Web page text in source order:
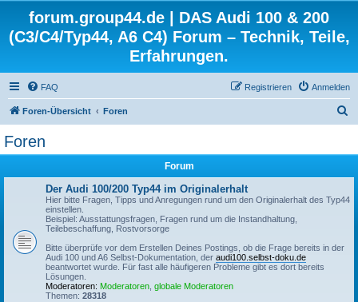
forum.group44.de | DAS Audi 100 & 200
(C3/C4/Typ44, A6 C4) Forum – Technik, Teile,
Erfahrungen.
FAQ Anmelden
Registrieren
Foren-Übersicht Foren
Foren
Forum
Der Audi 100/200 Typ44 im Originalerhalt
Hier bitte Fragen, Tipps und Anregungen rund um den Originalerhalt des Typ44
einstellen.
Beispiel: Ausstattungsfragen, Fragen rund um die Instandhaltung,
Teilebeschaffung, Rostvorsorge
Bitte überprüfe vor dem Erstellen Deines Postings, ob die Frage bereits in der
Audi 100 und A6 Selbst-Dokumentation, der audi100.selbst-doku.de
beantwortet wurde. Für fast alle häufigeren Probleme gibt es dort bereits
Lösungen.
Moderatoren: Moderatoren globale Moderatoren
Themen: 28318